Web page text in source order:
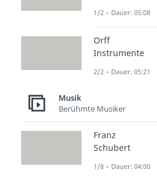
Viertelnote einen
dauert einen
weiter.
Takt?
In einem
Noten in
eingeteilt, die
1/2 – Dauer: 05:08
Orff
Instrumente
2/2 – Dauer: 05:21
Musik
Berühmte Musiker
Franz
Schubert
1/8 – Dauer: 04:00